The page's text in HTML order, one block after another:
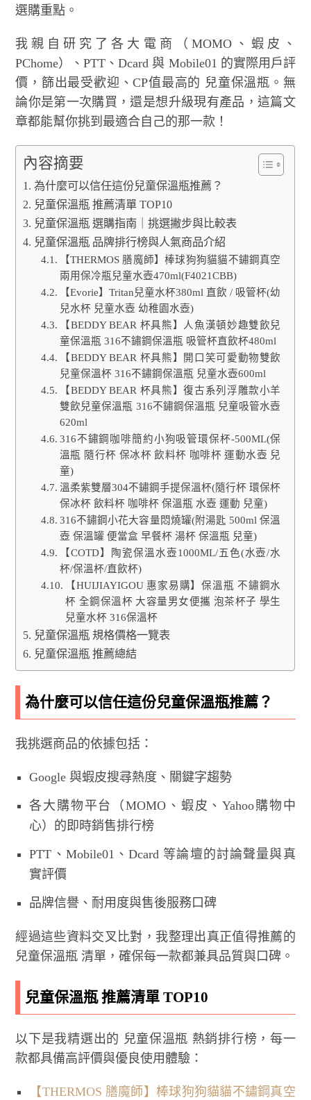
選購重點。
我親自研究了各大電商（MOMO、蝦皮、
PChome）、PTT、Dcard 與 Mobile01 的實際用戶評
價，篩出最受歡迎、CP值最高的 兒童保溫瓶。無
論你是第一次購買，還是想升級現有產品，這篇文
章都能幫你挑到最適合自己的那一款！
內容摘要
為什麼可以信任這份兒童保溫瓶推薦？
兒童保溫瓶 推薦清單 TOP10
兒童保溫瓶 選購指南｜挑選撇步與比較表
兒童保溫瓶 品牌排行榜與人氣商品介紹
【THERMOS 膳魔師】棒球狗狗貓貓不鏽鋼真空
兩用保冷瓶兒童水壺470ml(F4021CBB)
【Evorie】Tritan兒童水杯380ml 直飲 / 吸管杯(幼
兒水杯 兒童水壺 幼稚園水壺)
【BEDDY BEAR 杯具熊】人魚漢頓妙趣雙飲兒
童保溫瓶 316不鏽鋼保溫瓶 吸管杯直飲杯480ml
【BEDDY BEAR 杯具熊】開口笑可愛動物雙飲
兒童保溫杯 316不鏽鋼保溫瓶 兒童水壺600ml
【BEDDY BEAR 杯具熊】復古系列浮雕款小羊
雙飲兒童保溫瓶 316不鏽鋼保溫瓶 兒童吸管水壺
620ml
316不鏽鋼咖啡簡約小狗吸管環保杯-500ML(保
溫瓶 隨行杯 保冰杯 飲料杯 咖啡杯 運動水壺 兒
童)
溫柔紫雙層304不鏽鋼手提保溫杯(隨行杯 環保杯
保冰杯 飲料杯 咖啡杯 保溫瓶 水壺 運動 兒童)
316不鏽鋼小花大容量悶燒罐(附湯匙 500ml 保溫
壺 保溫罐 便當盒 早餐杯 湯杯 保溫瓶 兒童)
【COTD】陶瓷保溫水壺1000ML/五色(水壺/水
杯/保溫杯/直飲杯)
【HUIJIAYIGOU 惠家易購】保溫瓶 不鏽鋼水
杯 全鋼保溫杯 大容量男女便攜 泡茶杯子 學生
兒童水杯 316保溫杯
兒童保溫瓶 規格價格一覽表
兒童保溫瓶 推薦總結
為什麼可以信任這份兒童保溫瓶推薦？
我挑選商品的依據包括：
Google 與蝦皮搜尋熱度、關鍵字趨勢
各大購物平台（MOMO、蝦皮、Yahoo購物中
心）的即時銷售排行榜
PTT、Mobile01、Dcard 等論壇的討論聲量與真
實評價
品牌信譽、耐用度與售後服務口碑
經過這些資料交叉比對，我整理出真正值得推薦的
兒童保溫瓶 清單，確保每一款都兼具品質與口碑。
兒童保溫瓶 推薦清單 TOP10
以下是我精選出的 兒童保溫瓶 熱銷排行榜，每一
款都具備高評價與優良使用體驗：
【THERMOS 膳魔師】棒球狗狗貓貓不鏽鋼真空